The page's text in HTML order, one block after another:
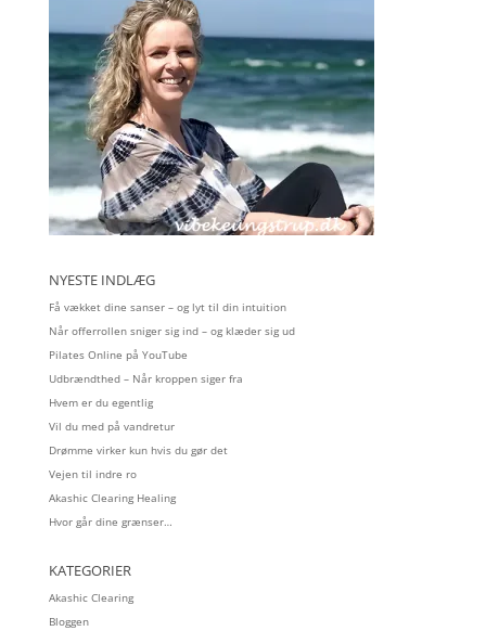
NYESTE INDLÆG
Få vækket dine sanser – og lyt til din intuition
Når offerrollen sniger sig ind – og klæder sig ud
Pilates Online på YouTube
Udbrændthed – Når kroppen siger fra
Hvem er du egentlig
Vil du med på vandretur
Drømme virker kun hvis du gør det
Vejen til indre ro
Akashic Clearing Healing
Hvor går dine grænser…
KATEGORIER
Akashic Clearing
Bloggen